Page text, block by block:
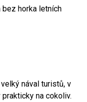
horka letních
nával turistů, v
na cokoliv.